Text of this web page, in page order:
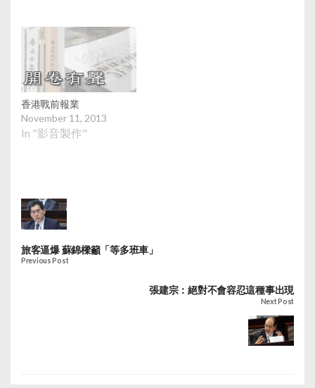
香港戰前報業
November 11, 2013
In "影音製作"
旅客逼爆 蘇錦樑籲「等多班車」
Previous Post
張建宗：絕對不會容忍這種事出現
Next Post